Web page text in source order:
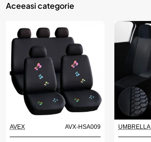
Aceeasi categorie
AVEX AVX-HSA009 UMBRELLA